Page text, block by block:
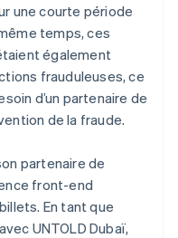
une courte période
temps, ces
également
frauduleuses, ce
d’un partenaire de
de la fraude.
partenaire de
front-end
En tant que
UNTOLD Dubaï,